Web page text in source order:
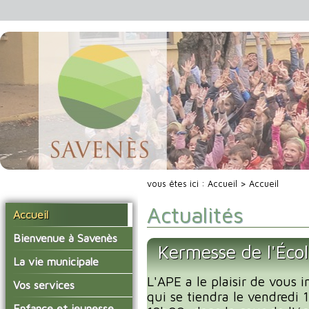
Accueil
Bienvenue à Savenès
Situer Savenès
Savenès en chiffre
L'histoire du village
La vie municipale
Vos élus
Les compte-rendus du
Vos services
La mairie
vous êtes ici : Accueil > Accueil
Actualités
Kermesse de
L'APE a le plaisir de vous
qui se tiendra le vendredi